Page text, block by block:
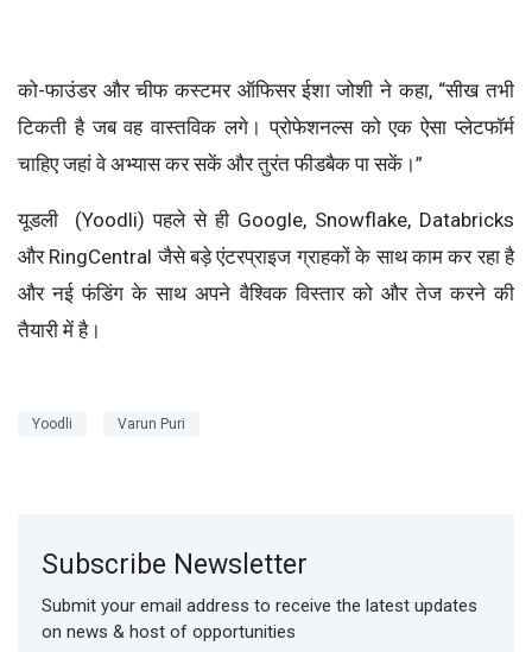
को-फाउंडर और चीफ कस्टमर ऑफिसर ईशा जोशी ने कहा, “सीख तभी
टिकती है जब वह वास्तविक लगे। प्रोफेशनल्स को एक ऐसा प्लेटफॉर्म
चाहिए जहां वे अभ्यास कर सकें और तुरंत फीडबैक पा सकें।”
यूडली (Yoodli) पहले से ही Google, Snowflake, Databricks
और RingCentral जैसे बड़े एंटरप्राइज ग्राहकों के साथ काम कर रहा है
और नई फंडिंग के साथ अपने वैश्विक विस्तार को और तेज करने की
तैयारी में है।
Yoodli Varun Puri
Subscribe Newsletter
Submit your email address to receive the latest updates
on news & host of opportunities